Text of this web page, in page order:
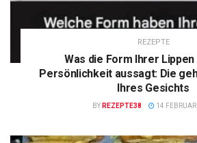
REZEPTE
Was die Form Ihrer
Persönlichkeit aussagt: Die
Ihres Gesichts
BY REZEPTE38 14